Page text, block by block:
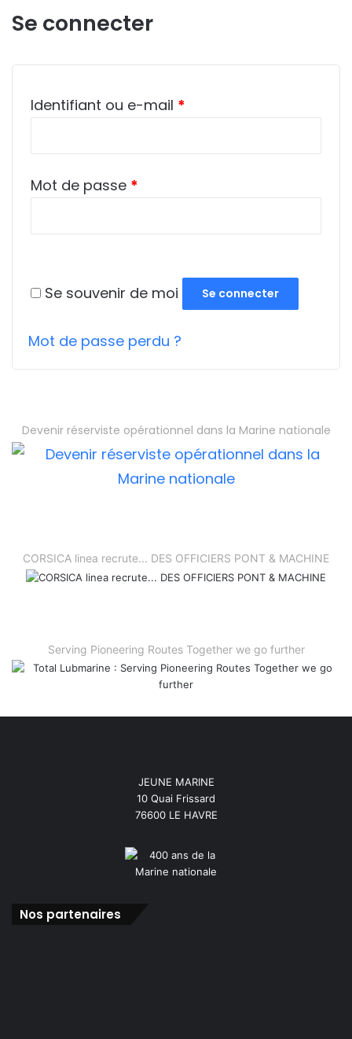
Se connecter
Identifiant ou e-mail *
Mot de passe *
Se souvenir de moi Se connecter
Mot de passe perdu ?
Devenir réserviste opérationnel dans la Marine nationale
CORSICA linea recrute... DES OFFICIERS PONT & MACHINE
Serving Pioneering Routes Together we go further
JEUNE MARINE
10 Quai Frissard
76600 LE HAVRE
Nos partenaires